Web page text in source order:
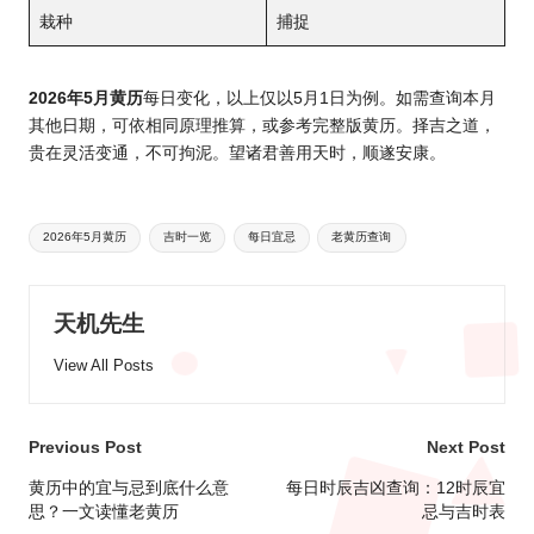
栽种 捕捉
2026年5月黄历每日变化，以上仅以5月1日为例。如需查询本月
其他日期，可依相同原理推算，或参考完整版黄历。择吉之道，
贵在灵活变通，不可拘泥。望诸君善用天时，顺遂安康。
Tags:
2026年5月黄历 吉时一览 每日宜忌 老黄历查询
天机先生
View All Posts
Post
navigation
Previous Post
黄历中的宜与忌到底什么意
思？一文读懂老黄历
Next Post
每日时辰吉凶查询：12时辰宜
忌与吉时表